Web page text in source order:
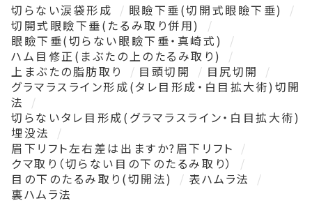
切らない涙袋形成
眼瞼下垂(切開式眼瞼下垂)
切開式眼瞼下垂(たるみ取り併用)
眼瞼下垂(切らない眼瞼下垂・真崎式)
ハム目修正(まぶたの上のたるみ取り)
上まぶたの脂肪取り
目頭切開
目尻切開
グラマラスライン形成(タレ目形成・白目拡大術)切開
法
切らないタレ目形成(グラマラスライン・白目拡大術)
埋没法
眉下リフト左右差は出ますか?眉下リフト
クマ取り（切らない目の下のたるみ取り）
目の下のたるみ取り(切開法)
表ハムラ法
裏ハムラ法